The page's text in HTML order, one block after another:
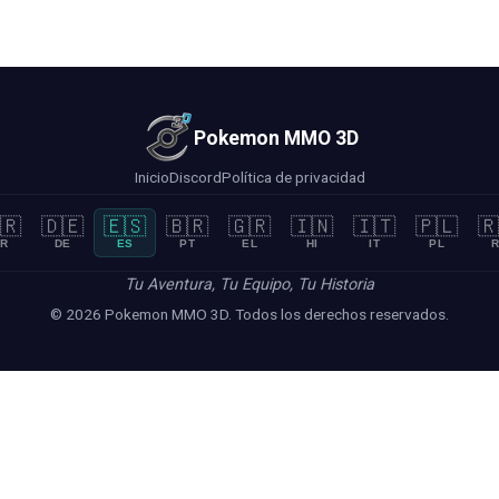
Pokemon MMO 3D
InicioDiscordPolítica de privacidad
🇩🇪
DE
🇪🇸
ES
🇧🇷
PT
🇬🇷
EL
🇮🇳
HI
🇮🇹
IT
🇵🇱
PL
Tu Aventura, Tu Equipo, Tu Historia
© 2026 Pokemon MMO 3D. Todos los derechos reservados.